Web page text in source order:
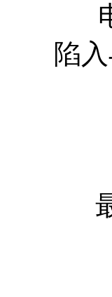
电
陷
最